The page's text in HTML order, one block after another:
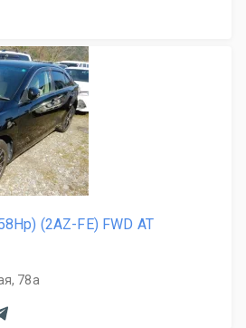
(2AZ-FE) FWD AT
78а